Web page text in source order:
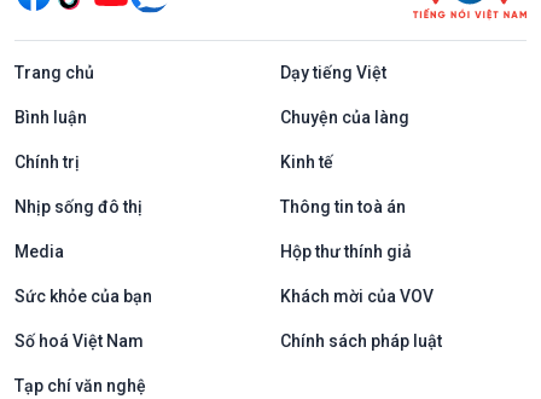
Trang chủ Dạy tiếng Việt
Bình luận Chuyện của làng
Chính trị Kinh tế
Nhịp sống đô thị Thông tin toà án
Media Hộp thư thính giả
Sức khỏe của bạn Khách mời của VOV
Số hoá Việt Nam Chính sách pháp luật
Tạp chí văn nghệ